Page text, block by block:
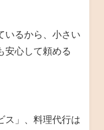
いるから、小さい
安心して頼める
ス」、料理代行は